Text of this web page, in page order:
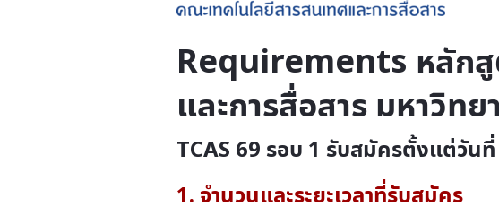
Requirements หลักสู
และการสื่อสาร มหาวิท
TCAS 69 รอบ 1 รับสมัครตั้งแต่วันที่
1. จำนวนและระยะเวลาที่รับสมัคร